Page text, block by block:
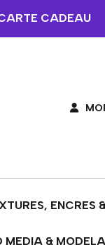
CADEAU
ENCRES
MEDIA &